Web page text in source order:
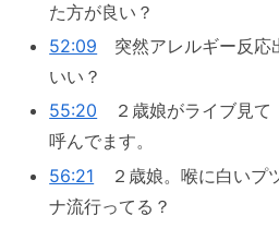
た方が良い？
52:09 突然アレルギー反応
いい？
55:20 ２歳娘がライブ見て
呼んでます。
56:21 ２歳娘。喉に白いプ
ナ流行ってる？